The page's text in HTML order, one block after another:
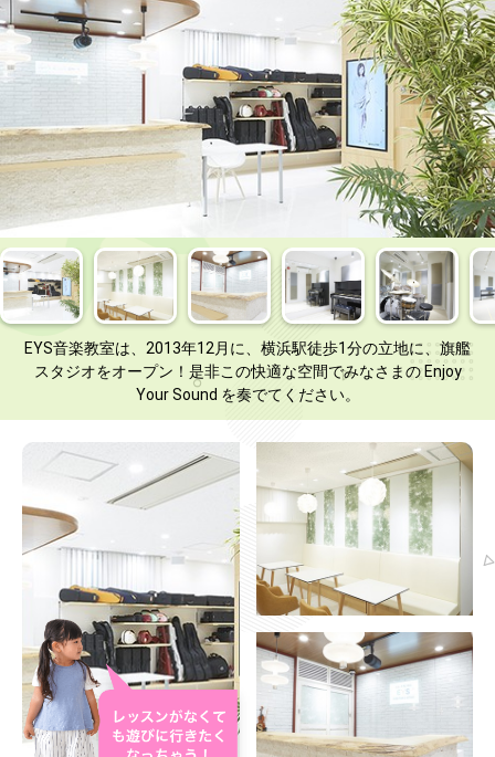
EYS音楽教室は、2013年12月に、横浜駅徒歩1分の立地に、旗艦
スタジオをオープン！是非この快適な空間でみなさまの Enjoy
Your Sound を奏でてください。